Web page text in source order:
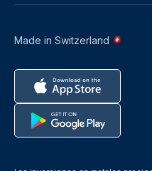
Made in Switzerland